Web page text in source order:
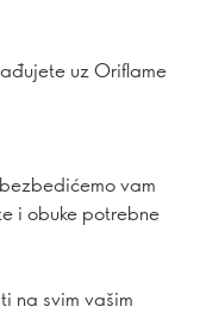
uz Oriflame
vam
i obuke potrebne
na svim vašim